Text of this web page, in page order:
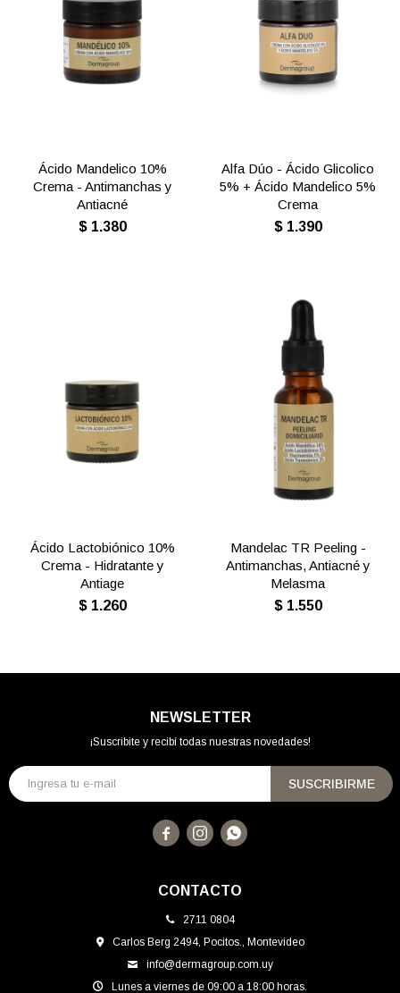
Ácido Mandelico 10%
Crema - Antimanchas y
Antiacné
$ 1.380
Alfa Dúo - Ácido Glicolico
5% + Ácido Mandelico 5%
Crema
$ 1.390
Ácido Lactobiónico 10%
Crema - Hidratante y
Antiage
$ 1.260
Mandelac TR Peeling -
Antimanchas, Antiacné y
Melasma
$ 1.550
CONTACTO
2711 0804
Carlos Berg 2494, Pocitos., Montevideo
info@dermagroup.com.uy
Lunes a viernes de 09:00 a 18:00 horas.
NEWSLETTER
¡Suscribite y recibí todas nuestras novedades!
SUSCRIBIRME
  